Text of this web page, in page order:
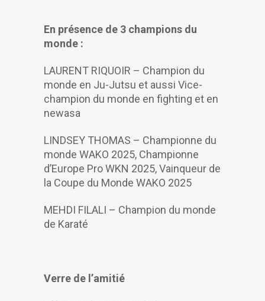
En présence de 3 champions du
monde :
LAURENT RIQUOIR – Champion du
monde en Ju-Jutsu et aussi Vice-
champion du monde en fighting et en
newasa
LINDSEY THOMAS – Championne du
monde WAKO 2025, Championne
d’Europe Pro WKN 2025, Vainqueur de
la Coupe du Monde WAKO 2025
MEHDI FILALI – Champion du monde
de Karaté
Verre de l’amitié